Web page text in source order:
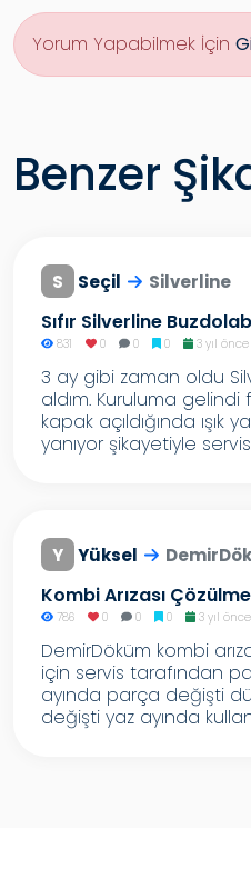
Yorum Yapabilmek İçin
Benzer
S Seçil Silverline
Sıfır Silverline
831 0 0 0 3 yıl önce
3 ay gibi zaman oldu
aldım. Kuruluma
kapak açıldığında ışık
yanıyor şikayetiyle
Y Yüksel
Kombi Arızası
786 0 0 0 3 yıl önce
DemirDöküm kombi
için servis tarafından
ayında parça değişti
değişti yaz ayında